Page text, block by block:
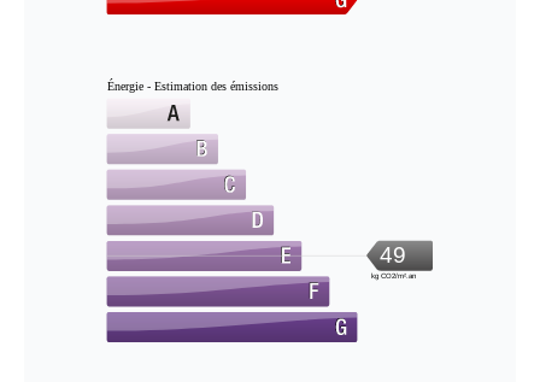
Énergie - Estimation des émissions
49
kg CO2/m².an